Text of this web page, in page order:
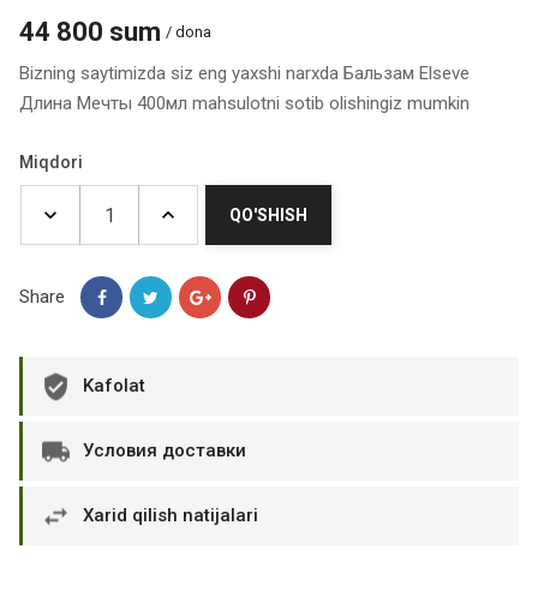
44 800 sum / dona
Bizning saytimizda siz eng yaxshi narxda Бальзам Elseve
Длина Мечты 400мл mahsulotni sotib olishingiz mumkin
Miqdori
QO'SHISH
Share
Kafolat
Условия доставки
Xarid qilish natijalari